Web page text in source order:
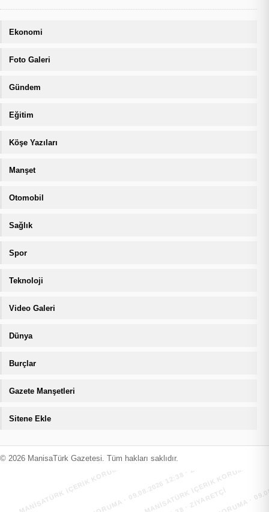
Ekonomi
Foto Galeri
Gündem
Eğitim
Köşe Yazıları
Manşet
Otomobil
Sağlık
Spor
Teknoloji
Video Galeri
Dünya
Burçlar
Gazete Manşetleri
Sitene Ekle
© 2026 ManisaTürk Gazetesi. Tüm hakları saklıdır.
MANİSATÜRK İÇERİK KORUMA · 09.08.2026 12:38 · ZIYARETÇI
MANİSATÜRK İÇERİK KORUMA